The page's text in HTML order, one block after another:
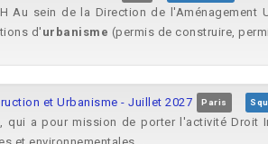
Au sein de la Direction de l'Aménagement
d' urbanisme (permis de construire,
et Urbanisme - Juillet 2027 Paris
qui a pour mission de porter l'activité Droit